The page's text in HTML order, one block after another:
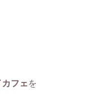
カフェを